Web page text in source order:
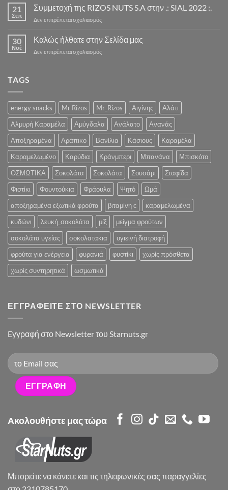
ΝΕΑ
ΣΕΖΟΝ
ΣΟΚΟΛΑΤΑΣ
ΣΥΝΤΟΜΑ
Λαχταριστό
και
την
Ψυχολογία
σας»
21
Σεπ
Συμμετοχή της RIZOS NUTS S.A στην .: SIAL 2022 :.
Δεν επιτρέπεται σχολιασμόςστο
της
RIZOS
NUTS
:.
30
Νοέ
Καλώς ήλθατε στην Σελίδα μας
Δεν επιτρέπεται σχολιασμόςστο
TAGS
energy snacks Mr Rizos Mr_Rizos Αιγίνης
Αλάτι
Αλμυρή Καραμέλα
Αμύγδαλα Ανάλατο
Ανανάς
Αποξηραμένα
Αράπικο Βανίλια Κάσιους
Καραμέλα
Καραμελωμένο
Καρύδια Κράνμπερι Μπανάνα
Μπισκότο
ΟΣΜΩΤΙΚΑ
Σοκολάτα Σοκολάτα Σουσάμι
Σταφίδα
Φιστίκι
Φουντούκια Φράουλα Ψητό
Ωμά
αποξηραμένα εξωτικά φρούτα
βιταμίνη c
καραμελωμένα
κυδώνι
λευκή_σοκολάτα μίξ
μείγμα φρούτων
σοκολάτα υγείας
σοκολατακια
υγιεινή διατροφή
φρούτα για ενέργεια
φυρανιά φυστίκι
χωρίς πρόσθετα
χωρίς συντηρητικά
ωσμωτικά
ΕΓΓΡΑΦΕΊΤΕ ΣΤΟ NEWSLETTER
Eγγραφή στο Newsletter του Starnuts.gr
Ακολουθήστε μας τώρα
Μπορείτε να κάνετε και τις τηλεφωνικές σας παραγγελίες